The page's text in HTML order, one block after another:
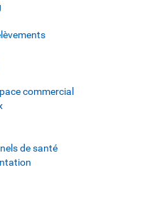
commercial
de santé